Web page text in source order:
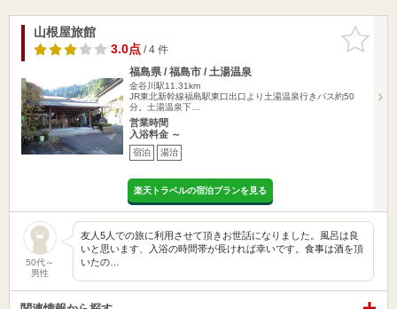
お気に入
りに追加
山根屋旅館
3.0点/ 4 件
福島県 / 福島市 / 土湯温泉
金谷川駅11.31km
JR東北新幹線福島駅東口出口より土湯温泉行きバス約50
分。土湯温泉下…
営業時間
入浴料金 ～
宿泊 湯治
楽天トラベルの宿泊プランを見る
50代～
男性
友人5人での旅に利用させて頂きお世話になりました。風呂は良
いと思います、入浴の時間帯が長ければ幸いです。食事は酒を頂
いたの…